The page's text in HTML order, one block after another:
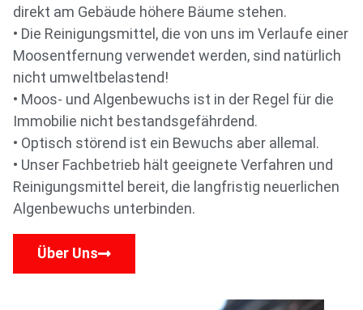
direkt am Gebäude höhere Bäume stehen.
• Die Reinigungsmittel, die von uns im Verlaufe einer
Moosentfernung verwendet werden, sind natürlich
nicht umweltbelastend!
• Moos- und Algenbewuchs ist in der Regel für die
Immobilie nicht bestandsgefährdend.
• Optisch störend ist ein Bewuchs aber allemal.
• Unser Fachbetrieb hält geeignete Verfahren und
Reinigungsmittel bereit, die langfristig neuerlichen
Algenbewuchs unterbinden.
Über Uns